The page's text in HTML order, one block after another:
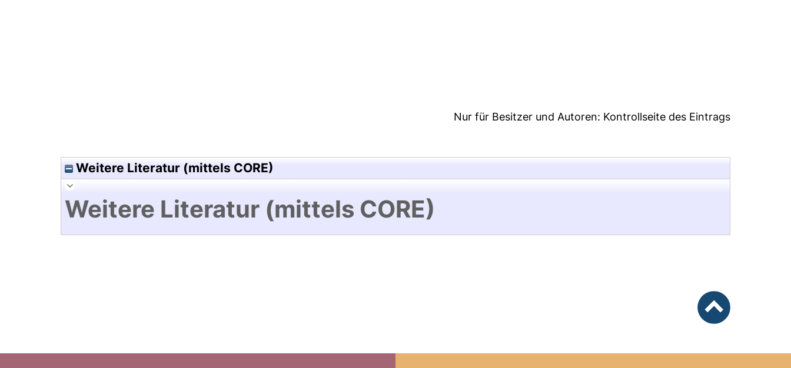
Nur für Besitzer und Autoren: Kontrollseite des Eintrags
Weitere Literatur (mittels CORE)
Weitere Literatur (mittels CORE)